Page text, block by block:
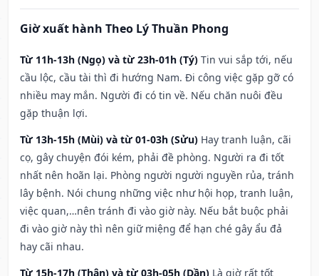
Giờ xuất hành Theo Lý Thuần Phong
Từ 11h-13h (Ngọ) và từ 23h-01h (Tý) Tin vui sắp tới, nếu
cầu lộc, cầu tài thì đi hướng Nam. Đi công việc gặp gỡ có
nhiều may mắn. Người đi có tin về. Nếu chăn nuôi đều
gặp thuận lợi.
Từ 13h-15h (Mùi) và từ 01-03h (Sửu) Hay tranh luận, cãi
cọ, gây chuyện đói kém, phải đề phòng. Người ra đi tốt
nhất nên hoãn lại. Phòng người người nguyền rủa, tránh
lây bệnh. Nói chung những việc như hội họp, tranh luận,
việc quan,…nên tránh đi vào giờ này. Nếu bắt buộc phải
đi vào giờ này thì nên giữ miệng để hạn ché gây ẩu đả
hay cãi nhau.
Từ 15h-17h (Thân) và từ 03h-05h (Dần) Là giờ rất tốt